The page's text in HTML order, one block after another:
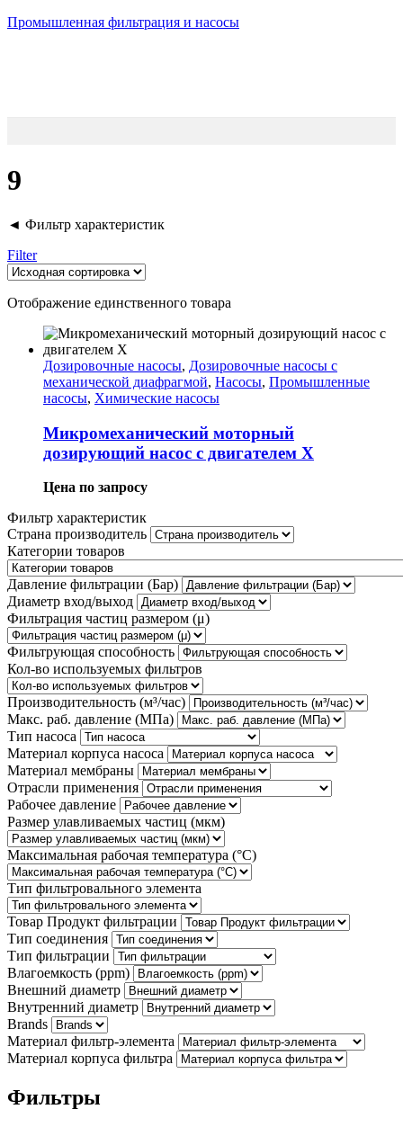
Промышленная фильтрация и насосы
9
◄ Фильтр характеристик
Filter
Отображение единственного товара
Дозировочные насосы, Дозировочные насосы с
механической диафрагмой, Насосы, Промышленные
насосы, Химические насосы
Микромеханический моторный
дозирующий насос с двигателем X
Цена по запросу
Фильтр характеристик
Страна производитель
Категории товаров
Давление фильтрации (Бар)
Диаметр вход/выход
Фильтрация частиц размером (μ)
Фильтрующая способность
Кол-во используемых фильтров
Производительность (м³/час)
Макс. раб. давление (МПа)
Тип насоса
Материал корпуса насоса
Материал мембраны
Отрасли применения
Рабочее давление
Размер улавливаемых частиц (мкм)
Максимальная рабочая температура (°С)
Тип фильтровального элемента
Товар Продукт фильтрации
Тип соединения
Тип фильтрации
Влагоемкость (ppm)
Внешний диаметр
Внутренний диаметр
Brands
Материал фильтр-элемента
Материал корпуса фильтра
Фильтры